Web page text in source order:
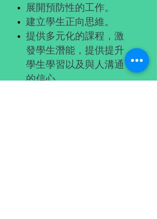
展開預防性的工作。
建立學生正向思維。
提供多元化的課程，激
發學生潛能，提供提升
學生學習以及與人溝通
的信心。